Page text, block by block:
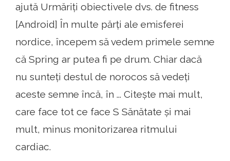
ajută Urmăriți obiectivele dvs. de fitness
[Android] În multe părți ale emisferei
nordice, începem să vedem primele semne
că Spring ar putea fi pe drum. Chiar dacă
nu sunteți destul de norocos să vedeți
aceste semne încă, în ... Citește mai mult,
care face tot ce face S Sănătate și mai
mult, minus monitorizarea ritmului
cardiac.